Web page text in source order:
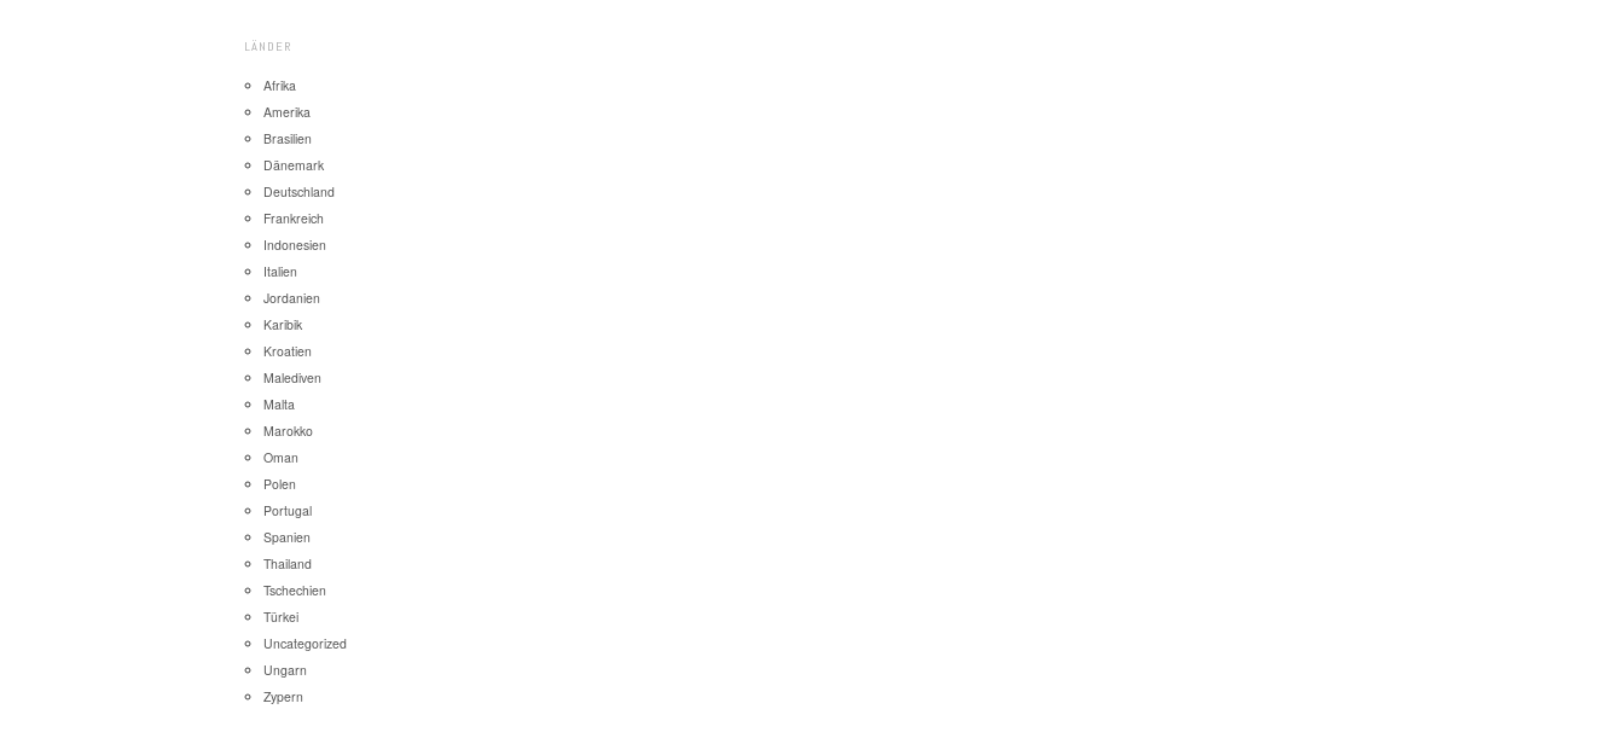
LÄNDER
Afrika
Amerika
Brasilien
Dänemark
Deutschland
Frankreich
Indonesien
Italien
Jordanien
Karibik
Kroatien
Malediven
Malta
Marokko
Oman
Polen
Portugal
Spanien
Thailand
Tschechien
Türkei
Uncategorized
Ungarn
Zypern